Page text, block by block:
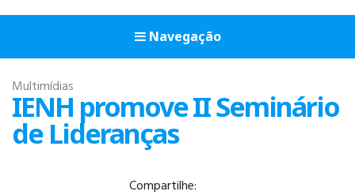
Navegação
Multimídias
IENH promove II Seminário
de Lideranças
Compartilhe: